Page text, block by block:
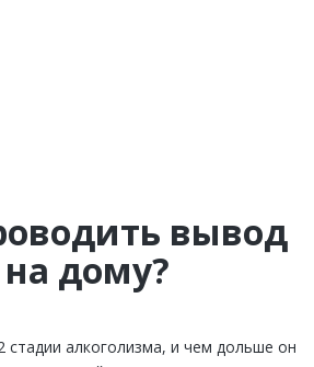
вывод
дому?
стадии алкоголизма, и чем дольше он